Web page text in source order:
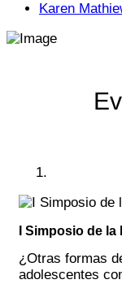
Karen
I Simposio de
¿Otras formas
adolescentes